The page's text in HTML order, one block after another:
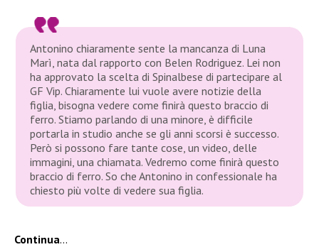
Antonino chiaramente sente la mancanza di Luna
Marì, nata dal rapporto con Belen Rodriguez. Lei non
ha approvato la scelta di Spinalbese di partecipare al
GF Vip. Chiaramente lui vuole avere notizie della
figlia, bisogna vedere come finirà questo braccio di
ferro. Stiamo parlando di una minore, è difficile
portarla in studio anche se gli anni scorsi è successo.
Però si possono fare tante cose, un video, delle
immagini, una chiamata. Vedremo come finirà questo
braccio di ferro. So che Antonino in confessionale ha
chiesto più volte di vedere sua figlia.
Continua…